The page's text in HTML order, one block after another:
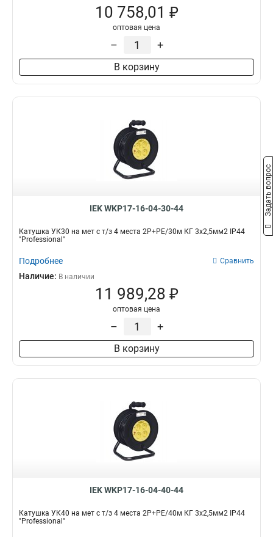
10 758,01 ₽
оптовая цена
– +
В корзину
IEK WKP17-16-04-30-44
Катушка УК30 на мет с т/з 4 места 2Р+PЕ/30м КГ 3х2,5мм2 IP44
"Professional"
Подробнее Сравнить
Наличие: В наличии
11 989,28 ₽
оптовая цена
– +
В корзину
IEK WKP17-16-04-40-44
Катушка УК40 на мет с т/з 4 места 2Р+PЕ/40м КГ 3х2,5мм2 IP44
"Professional"
Задать вопрос